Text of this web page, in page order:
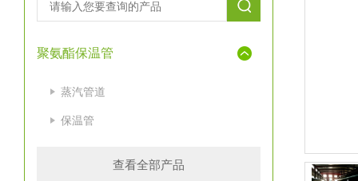
聚氨酯保温管
蒸汽管道
保温管
查看全部产品